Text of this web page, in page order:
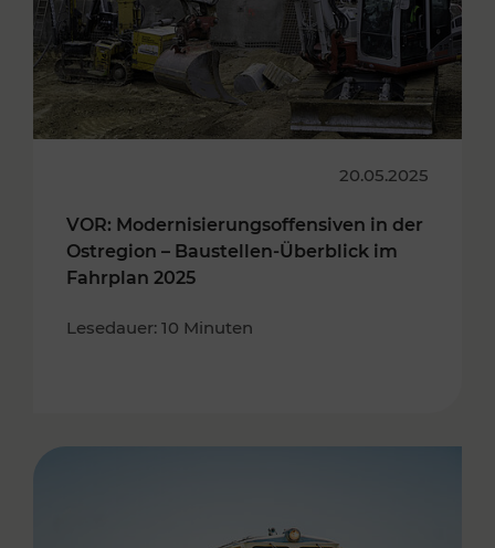
20.05.2025
VOR: Modernisierungsoffensiven in der
Ostregion – Baustellen-Überblick im
Fahrplan 2025
Lesedauer: 10 Minuten